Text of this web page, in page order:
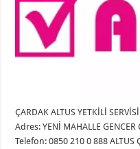
ÇARDAK ALTUS YETKİLİ
Adres: YENİ MAHALLE GENCER
Telefon: 0850 210 0 888 ALTUS